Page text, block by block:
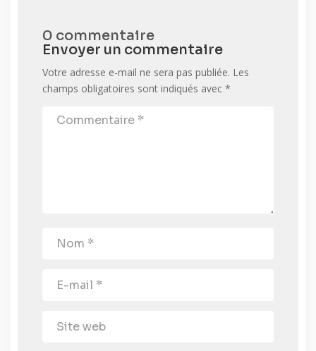
0 commentaire
Envoyer un commentaire
Votre adresse e-mail ne sera pas publiée. Les
champs obligatoires sont indiqués avec *